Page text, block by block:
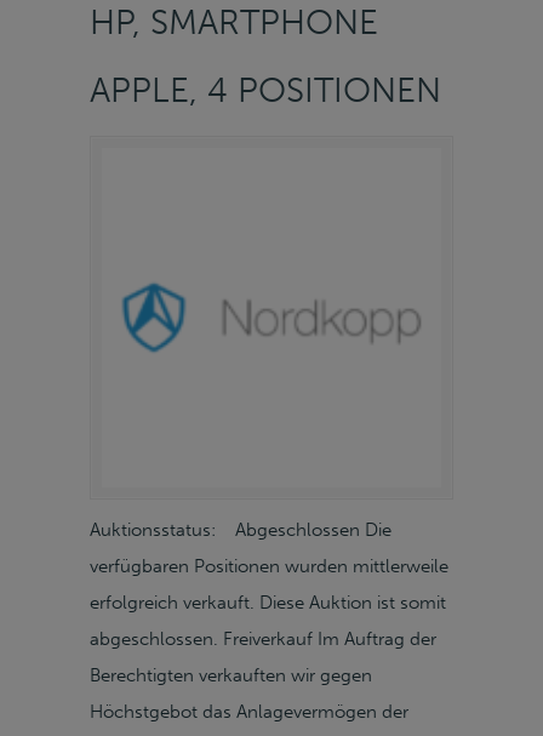
HP, SMARTPHONE
APPLE, 4 POSITIONEN
Auktionsstatus: Abgeschlossen Die
verfügbaren Positionen wurden mittlerweile
erfolgreich verkauft. Diese Auktion ist somit
abgeschlossen. Freiverkauf Im Auftrag der
Berechtigten verkauften wir gegen
Höchstgebot das Anlagevermögen der